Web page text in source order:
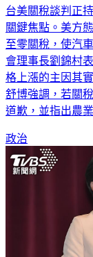
台美關稅談判正
關鍵焦點。美方
至零關稅，使汽
會理事長劉錦村
格上漲的主因其
舒博強調，若關
道歉，並指出農
政治